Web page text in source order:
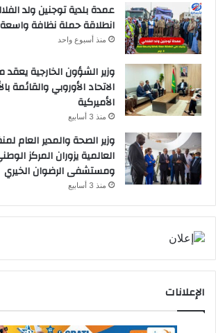
عمدة بلدية توجنين ولد
انطلاقة حملة نظافة واسعة
منذ أسبوع واحد
وزير الشؤون الخارجية
الاتحاد الأوروبي والقائمة
الأميركية
منذ 3 أسابيع
وزير الصحة والمدير العام
العالمية يزوران المركز
ومستشفى الرضوان الخيري
منذ 3 أسابيع
الإعلانات